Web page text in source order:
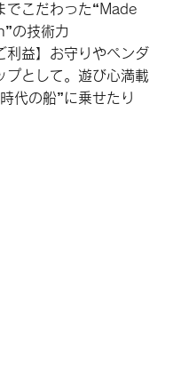
でこだわった“Made
の技術力
利益】お守りやペンダ
プとして。遊び心満載
代の船”に乗せたり